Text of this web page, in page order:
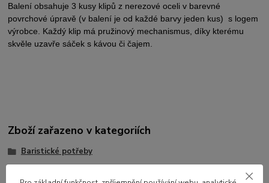
Balení obsahuje 3 kusy klipů z nerezové oceli v barevné
povrchové úpravě (v balení je od každé barvy jeden kus) s logem
výrobce. Každý klip má pružinový mechanismus, díky kterému
skvěle uzavře sáček s kávou či čajem.
Zboží zařazeno v kategoriích
Baristické potřeby